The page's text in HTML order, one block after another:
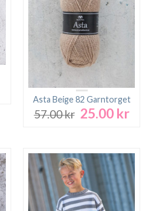
Asta Beige 82 Garntorget
57.00kr Det
57.00 kr.
25.00 krDet